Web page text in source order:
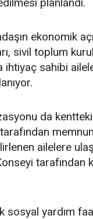
ekonomik
sivil toplum
ihtiyaç sahibi
da
ailelere
sosyal yardım